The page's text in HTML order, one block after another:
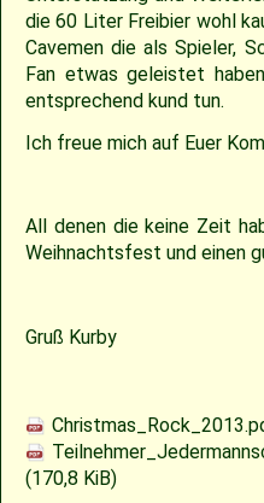
die 60 Liter Freibier wohl
Cavemen die als Spieler,
Fan etwas geleistet
entsprechend kund tun.
Ich freue mich auf Euer
All denen die keine Zeit
Weihnachtsfest und einen
Gruß Kurby
(170,8 KiB)
2013
2012
2010
Saison 2014
Saison 2013
Saison 2011